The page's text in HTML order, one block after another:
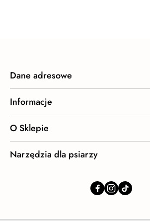
Dane adresowe
Informacje
O Sklepie
Narzędzia dla psiarzy